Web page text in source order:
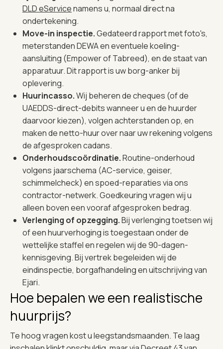
DLD eServicenamens u, normaal direct na
ondertekening.
Move-in inspectie.Gedateerd rapport met foto's,
meterstanden DEWA en eventuele koeling-
aansluiting (Empower of Tabreed), en de staat van
apparatuur. Dit rapport is uw borg-anker bij
oplevering.
Huurincasso.Wij beheren de cheques (of de
UAEDDS-direct-debits wanneer u en de huurder
daarvoor kiezen), volgen achterstanden op, en
maken de netto-huur over naar uw rekening volgens
de afgesproken cadans.
Onderhoudscoördinatie.Routine-onderhoud
volgens jaarschema (AC-service, geiser,
schimmelcheck) en spoed-reparaties via ons
contractor-netwerk. Goedkeuring vragen wij u
alleen boven een vooraf afgesproken bedrag.
Verlenging of opzegging.Bij verlenging toetsen wij
of een huurverhoging is toegestaan onder de
wettelijke staffel en regelen wij de 90-dagen-
kennisgeving. Bij vertrek begeleiden wij de
eindinspectie, borgafhandeling en uitschrijving van
Ejari.
Hoe bepalen we een realistische
huurprijs?
Te hoog vragen kost u leegstandsmaanden. Te laag